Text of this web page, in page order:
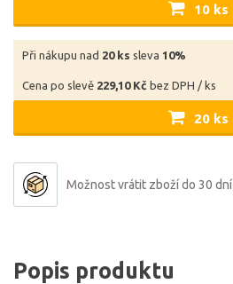
10 ks
Při nákupu nad 20 ks sleva 10%
Cena po slevě 229,10 Kč bez DPH / ks
20 ks
Možnost vrátit zboží do 30 dní
Popis produktu